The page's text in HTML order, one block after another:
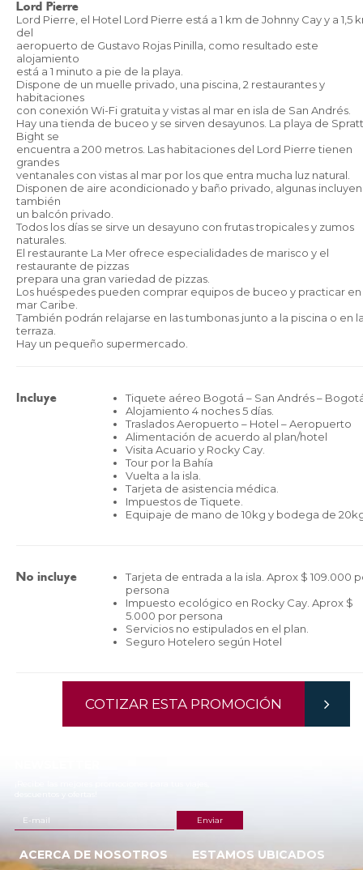
Lord Pierre
Lord Pierre, el Hotel Lord Pierre está a 1 km de Johnny Cay y a 1,5
del
aeropuerto de Gustavo Rojas Pinilla, como resultado este
alojamiento
está a 1 minuto a pie de la playa.
Dispone de un muelle privado, una piscina, 2 restaurantes y
habitaciones
con conexión Wi-Fi gratuita y vistas al mar en isla de San Andrés.
Hay una tienda de buceo y se sirven desayunos. La playa de Spratt
Bight se
encuentra a 200 metros. Las habitaciones del Lord Pierre tienen
grandes
ventanales con vistas al mar por los que entra mucha luz natural.
Disponen de aire acondicionado y baño privado, algunas incluyen
también
un balcón privado.
Todos los días se sirve un desayuno con frutas tropicales y zumos
naturales.
El restaurante La Mer ofrece especialidades de marisco y el
restaurante de pizzas
prepara una gran variedad de pizzas.
Los huéspedes pueden comprar equipos de buceo y practicar
mar Caribe.
También podrán relajarse en las tumbonas junto a la piscina o en
terraza.
Hay un pequeño supermercado.
Incluye
Tiquete aéreo Bogotá – San Andrés –
Alojamiento 4 noches 5 días.
Traslados Aeropuerto – Hotel – Aeropuerto
Alimentación de acuerdo al plan/hotel
Visita Acuario y Rocky Cay.
Tour por la Bahía
Vuelta a la isla.
Tarjeta de asistencia médica.
Impuestos de Tiquete.
Equipaje de mano de 10kg y bodega de
No incluye
Tarjeta de entrada a la isla. Aprox $ 109.000
persona
Impuesto ecológico en Rocky Cay. Aprox $
5.000 por persona
Servicios no estipulados en el plan.
Seguro Hotelero según Hotel
COTIZAR ESTA PROMOCIÓN
ACERCA DE NOSOTROS ESTAMOS UBICADOS